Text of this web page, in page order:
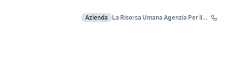
Azienda
La Risorsa Umana Agenzia Per il